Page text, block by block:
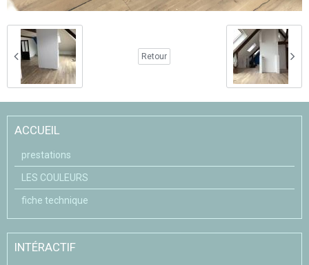
Retour
ACCUEIL
prestations
LES COULEURS
fiche technique
INTÉRACTIF